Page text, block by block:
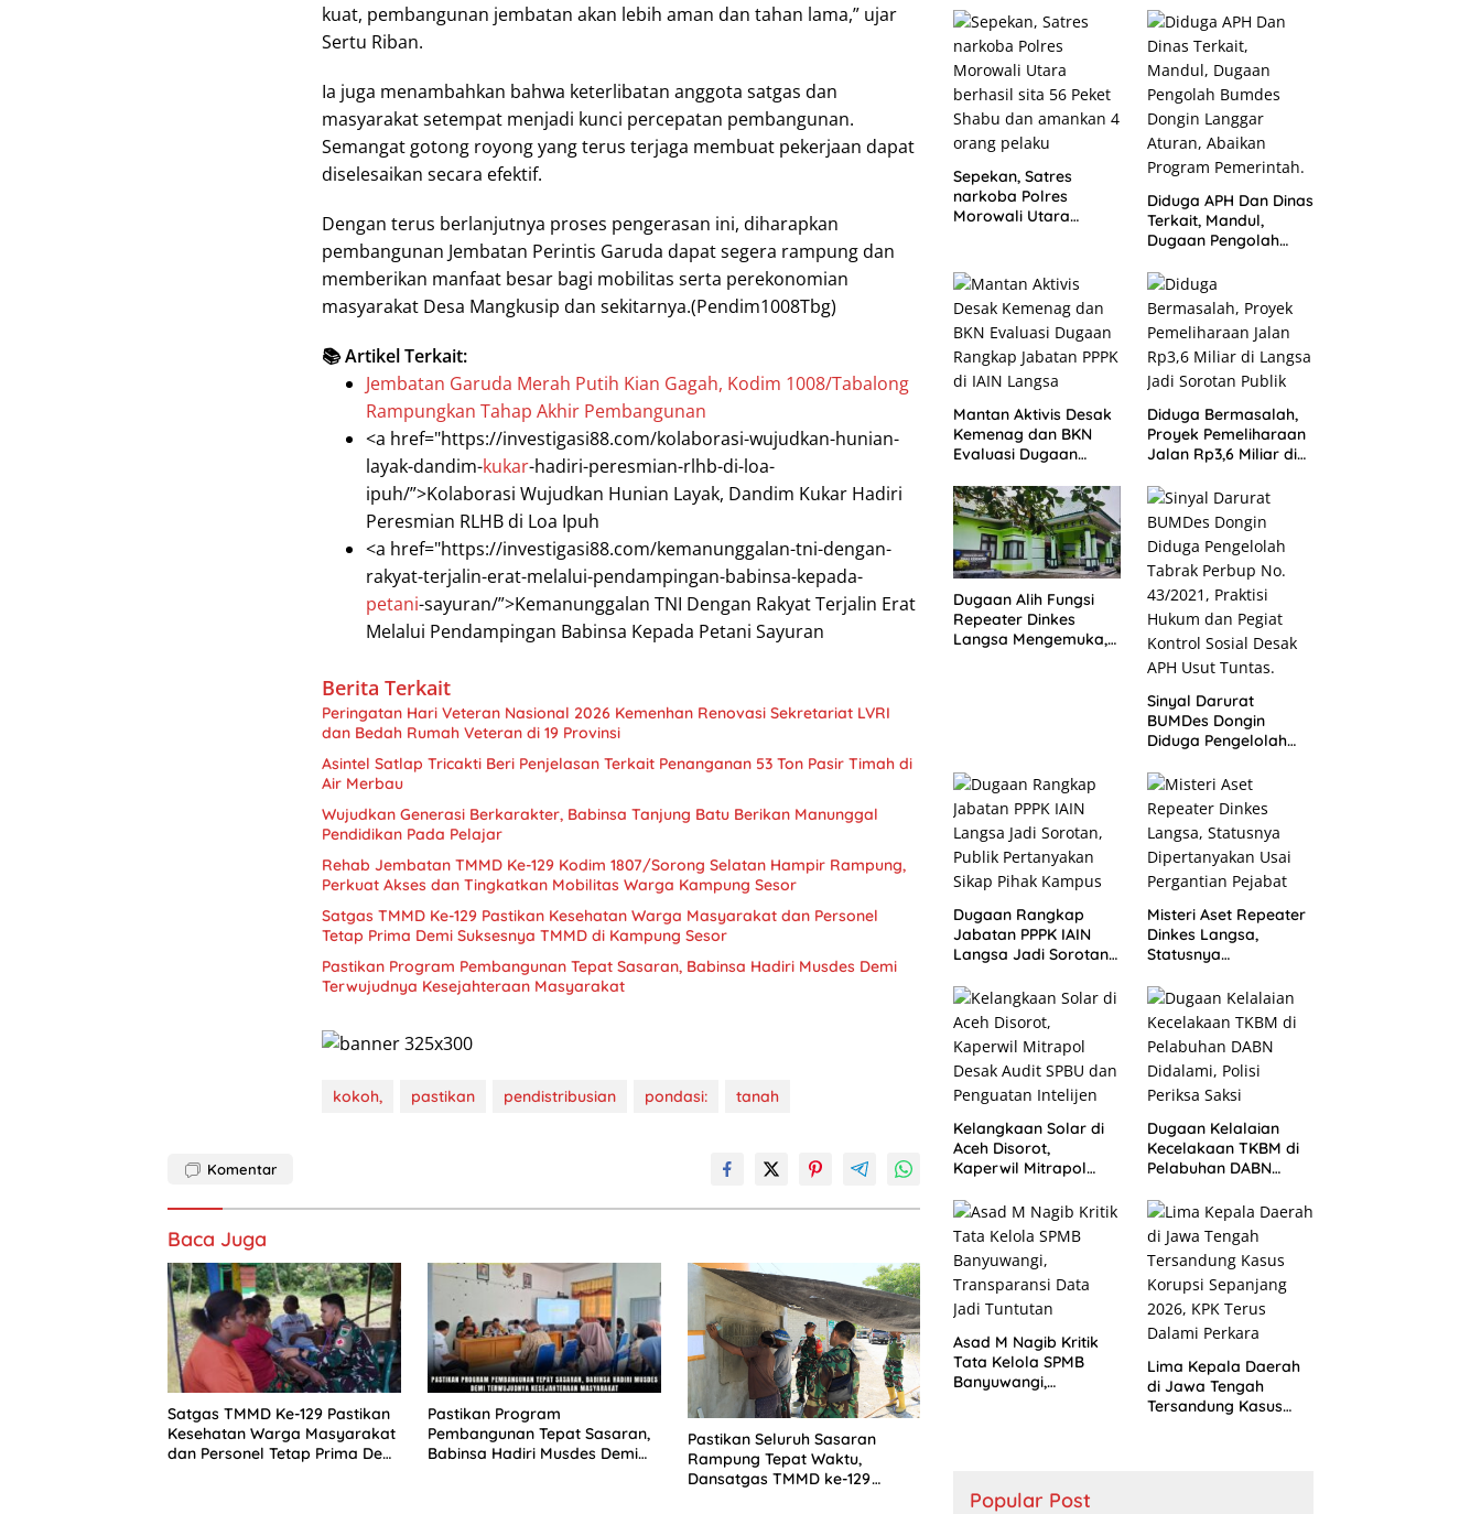
kuat, pembangunan jembatan akan lebih aman dan tahan lama,” ujar
Sertu Riban.
Ia juga menambahkan bahwa keterlibatan anggota satgas dan
masyarakat setempat menjadi kunci percepatan pembangunan.
Semangat gotong royong yang terus terjaga membuat pekerjaan dapat
diselesaikan secara efektif.
Dengan terus berlanjutnya proses pengerasan ini, diharapkan
pembangunan Jembatan Perintis Garuda dapat segera rampung dan
memberikan manfaat besar bagi mobilitas serta perekonomian
masyarakat Desa Mangkusip dan sekitarnya.(Pendim1008Tbg)
📚 Artikel Terkait:
Jembatan Garuda Merah Putih Kian Gagah, Kodim 1008/Tabalong
Rampungkan Tahap Akhir Pembangunan
<a href="https://investigasi88.com/kolaborasi-wujudkan-hunian-
layak-dandim-kukar-hadiri-peresmian-rlhb-di-loa-
ipuh/”>Kolaborasi Wujudkan Hunian Layak, Dandim Kukar Hadiri
Peresmian RLHB di Loa Ipuh
<a href="https://investigasi88.com/kemanunggalan-tni-dengan-
rakyat-terjalin-erat-melalui-pendampingan-babinsa-kepada-
petani-sayuran/”>Kemanunggalan TNI Dengan Rakyat Terjalin Erat
Melalui Pendampingan Babinsa Kepada Petani Sayuran
Berita Terkait
Peringatan Hari Veteran Nasional 2026 Kemenhan Renovasi Sekretariat LVRI
dan Bedah Rumah Veteran di 19 Provinsi
Asintel Satlap Tricakti Beri Penjelasan Terkait Penanganan 53 Ton Pasir Timah di
Air Merbau
Wujudkan Generasi Berkarakter, Babinsa Tanjung Batu Berikan Manunggal
Pendidikan Pada Pelajar
Rehab Jembatan TMMD Ke-129 Kodim 1807/Sorong Selatan Hampir Rampung,
Perkuat Akses dan Tingkatkan Mobilitas Warga Kampung Sesor
Satgas TMMD Ke-129 Pastikan Kesehatan Warga Masyarakat dan Personel
Tetap Prima Demi Suksesnya TMMD di Kampung Sesor
Pastikan Program Pembangunan Tepat Sasaran, Babinsa Hadiri Musdes Demi
Terwujudnya Kesejahteraan Masyarakat
kokoh, pastikan pendistribusian pondasi: tanah
Komentar
Baca Juga
Satgas TMMD Ke-129 Pastikan
Kesehatan Warga Masyarakat
dan Personel Tetap Prima Demi
Pastikan Program
Pembangunan Tepat Sasaran,
Babinsa Hadiri Musdes Demi
Pastikan Seluruh Sasaran
Rampung Tepat Waktu,
Dansatgas TMMD ke-129
ASN
Sepekan, Satres
narkoba Polres
Morowali Utara
4 orang pelaku
Diduga APH Dan Dinas
Terkait, Mandul,
Dugaan Pengolah
Langgar Aturan,
Abaikan Program
Pemerintah.
Mantan Aktivis Desak
Kemenag dan BKN
Evaluasi Dugaan
PPPK di IAIN Langsa
Diduga Bermasalah,
Proyek Pemeliharaan
Jalan Rp3,6 Miliar di
Publik
Dugaan Alih Fungsi
Repeater Dinkes
Langsa Mengemuka,
Sinyal Darurat
BUMDes Dongin
Diduga Pengelolah
43/2021, Praktisi
Hukum dan Pegiat
Kontrol Sosial Desak
APH Usut Tuntas.
Dugaan Rangkap
Jabatan PPPK IAIN
Langsa Jadi Sorotan,
Sikap Pihak Kampus
Misteri Aset Repeater
Dinkes Langsa,
Statusnya
Pergantian Pejabat
Kelangkaan Solar di
Aceh Disorot,
Kaperwil Mitrapol
Penguatan Intelijen
Dugaan Kelalaian
Kecelakaan TKBM di
Pelabuhan DABN
Periksa Saksi
Asad M Nagib Kritik
Tata Kelola SPMB
Banyuwangi,
Lima Kepala Daerah
di Jawa Tengah
Tersandung Kasus
Popular Post